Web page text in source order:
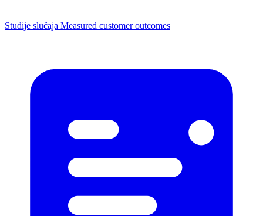
Studije slučaja Measured customer outcomes